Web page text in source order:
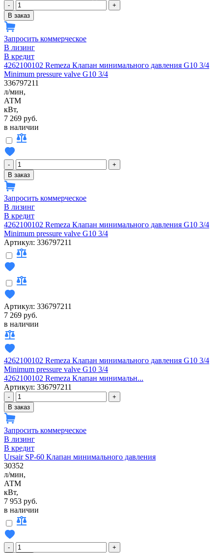
-
+
В заказ
Запросить коммерческое
В лизинг
В кредит
4262100102 Remeza Клапан минимального давления G10 3/4
Minimum pressure valve G10 3/4
336797211
л/мин,
АТМ
кВт,
7 269 руб.
в наличии
-
+
В заказ
Запросить коммерческое
В лизинг
В кредит
4262100102 Remeza Клапан минимального давления G10 3/4
Minimum pressure valve G10 3/4
Артикул: 336797211
Артикул: 336797211
7 269 руб.
в наличии
4262100102 Remeza Клапан минимального давления G10 3/4
Minimum pressure valve G10 3/4
4262100102 Remeza Клапан минимальн...
Артикул: 336797211
-
+
В заказ
Запросить коммерческое
В лизинг
В кредит
Ursair SP-60 Клапан минимального давления
30352
л/мин,
АТМ
кВт,
7 953 руб.
в наличии
-
+